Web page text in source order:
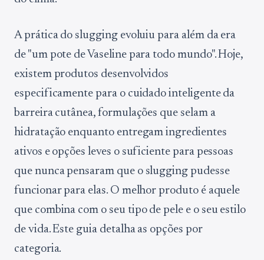
A prática do slugging evoluiu para além da era
de "um pote de Vaseline para todo mundo". Hoje,
existem produtos desenvolvidos
especificamente para o cuidado inteligente da
barreira cutânea, formulações que selam a
hidratação enquanto entregam ingredientes
ativos e opções leves o suficiente para pessoas
que nunca pensaram que o slugging pudesse
funcionar para elas. O melhor produto é aquele
que combina com o seu tipo de pele e o seu estilo
de vida. Este guia detalha as opções por
categoria.